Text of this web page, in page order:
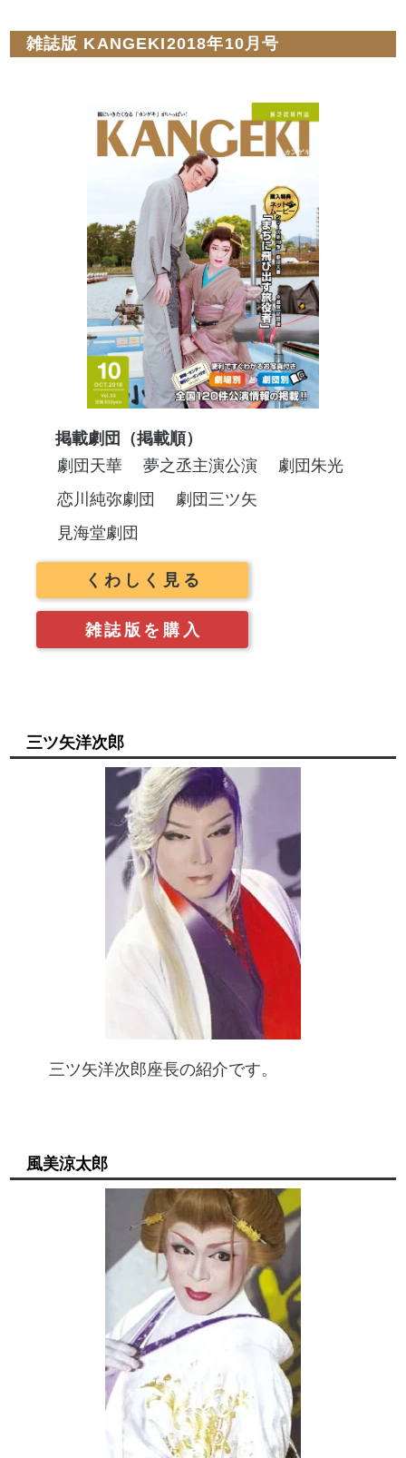
雑誌版 KANGEKI2018年10月号
掲載劇団（掲載順）
劇団天華
夢之丞主演公演
劇団朱光
恋川純弥劇団
劇団三ツ矢
見海堂劇団
くわしく見る
雑誌版を購入
三ツ矢洋次郎
三ツ矢洋次郎座長の紹介です。
風美涼太郎